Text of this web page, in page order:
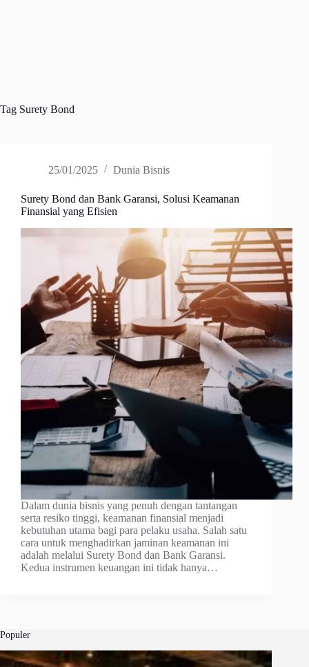
Tag Surety Bond
25/01/2025 Dunia Bisnis
Surety Bond dan Bank Garansi, Solusi Keamanan
Finansial yang Efisien
Dalam dunia bisnis yang penuh dengan tantangan
serta resiko tinggi, keamanan finansial menjadi
kebutuhan utama bagi para pelaku usaha. Salah satu
cara untuk menghadirkan jaminan keamanan ini
adalah melalui Surety Bond dan Bank Garansi.
Kedua instrumen keuangan ini tidak hanya…
Populer